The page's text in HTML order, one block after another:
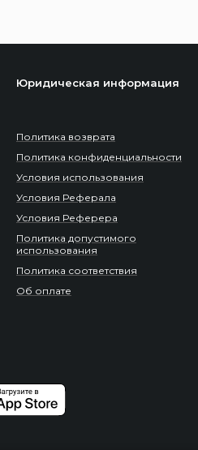
Юридическая информация
Политика возврата
Политика конфиденциальности
Условия использования
Условия Реферала
Условия Реферера
Политика допустимого
использования
Политика соответствия
Об оплате